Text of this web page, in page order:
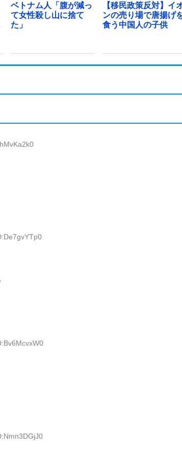
ベトナム人「腹が減っ
て女性殺し山に捨て
た」
【移民政策反対】イ
ンの売り場で唐揚げ
食う中国人の子供